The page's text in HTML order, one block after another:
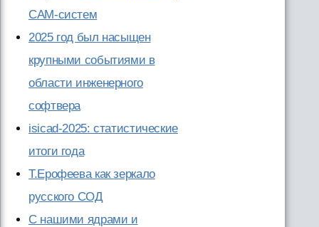
CAM-систем
2025 год был насыщен
крупными событиями в
области инженерного
софтвера
isicad-2025: статистические
итоги года
Т.Ерофеева как зеркало
русского СОД
С нашими ядрами и